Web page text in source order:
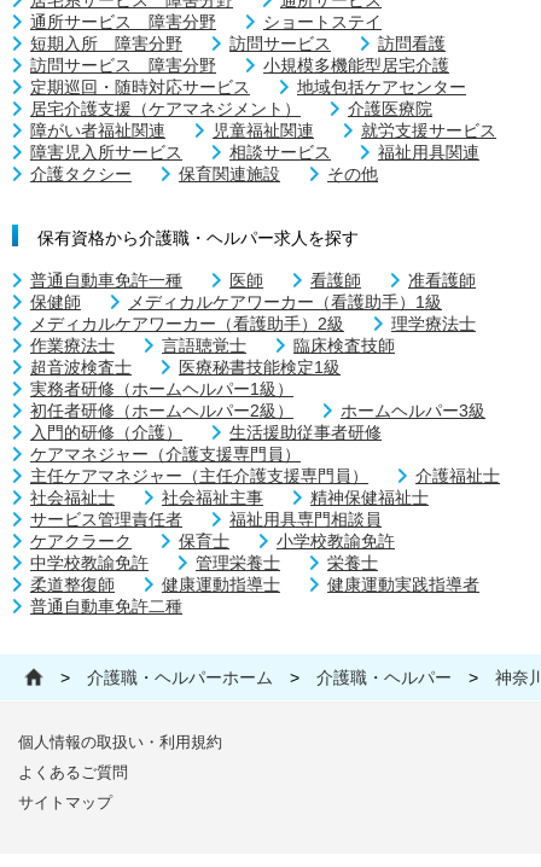
通所サービス 障害分野
ショートステイ
短期入所 障害分野
訪問サービス
訪問看護
訪問サービス 障害分野
小規模多機能型居宅介護
定期巡回・随時対応サービス
地域包括ケアセンター
居宅介護支援（ケアマネジメント）
介護医療院
障がい者福祉関連
児童福祉関連
就労支援サービス
障害児入所サービス
相談サービス
福祉用具関連
介護タクシー
保育関連施設 その他
保有資格から介護職・ヘルパー求人を探す
普通自動車免許一種 医師 看護師
准看護師
保健師
メディカルケアワーカー（看護助手）1級
メディカルケアワーカー（看護助手）2級
理学療法士
作業療法士
言語聴覚士
臨床検査技師
超音波検査士
医療秘書技能検定1級
実務者研修（ホームヘルパー1級）
初任者研修（ホームヘルパー2級）
ホームヘルパー3級
入門的研修（介護）
生活援助従事者研修
ケアマネジャー（介護支援専門員）
主任ケアマネジャー（主任介護支援専門員）
介護福祉士
社会福祉士
社会福祉主事
精神保健福祉士
サービス管理責任者
福祉用具専門相談員
ケアクラーク
保育士
小学校教諭免許
中学校教諭免許
管理栄養士
栄養士
柔道整復師
健康運動指導士
健康運動実践指導者
普通自動車免許二種
> 介護職・ヘルパーホーム > 介護職・ヘルパー > 神奈
個人情報の取扱い・利用規約
よくあるご質問
サイトマップ